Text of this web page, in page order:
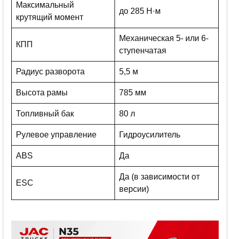
Максимальный
крутящий момент
до 285 Н·м
КПП
Механическая 5- или 6-
ступенчатая
Радиус разворота 5,5 м
Высота рамы 785 мм
Топливный бак 80 л
Рулевое управление Гидроусилитель
ABS Да
ESC
Да (в зависимости от
версии)